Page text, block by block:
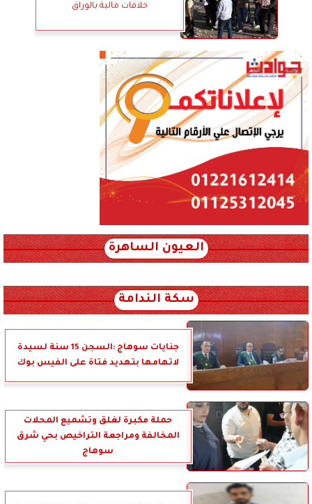
خلافات مالية بالوراق
العيون الساهرة
سكة الندامة
جنايات سوهاج :السجن 15 سنة لسيدة
لاتهامها بتهديد فتاة على الفيس بوك
حملة مكبرة لغلق وتشميع المحلات
المخالفة ومراجعة التراخيص بحي شرق
سوهاج